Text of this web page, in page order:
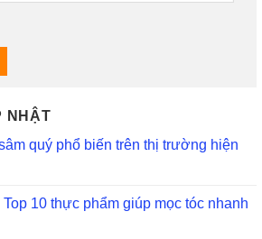
NHẬT
quý phổ biến trên thị trường hiện
10 thực phẩm giúp mọc tóc nhanh